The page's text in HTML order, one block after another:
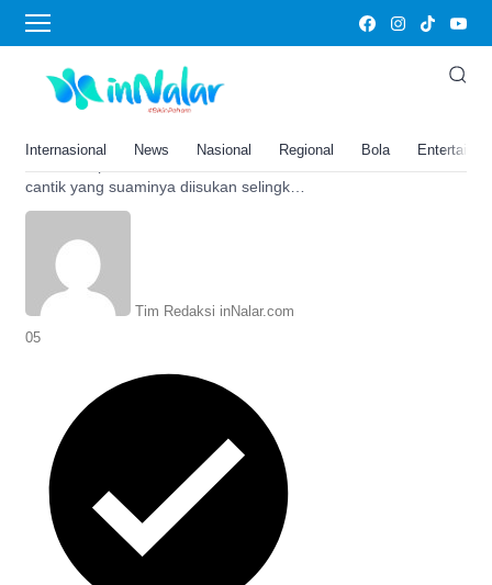
Internasional News Nasional Regional Bola
Andi Annisa
Profil Dahlia Poland, Artis
Cantik Yang Suaminya Diisukan
cantik yang suaminya diisukan selingkuh
dengan Andi Annisa. Simak
Tim Redaksi inNalar.com
05